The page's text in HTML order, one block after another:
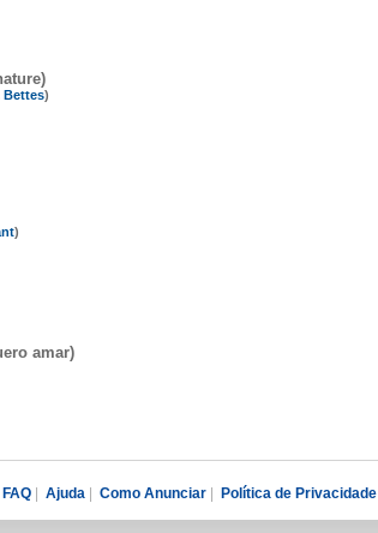
Bettes)
)
amar)
FAQ Ajuda Como Anunciar Política de Privacidade